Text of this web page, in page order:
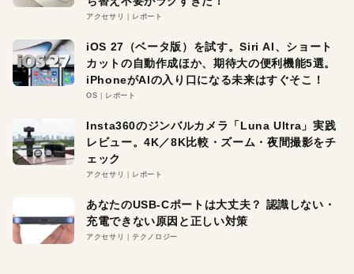
アクセサリ レポート
iOS 27（ベータ版）を試す。Siri AI、ショート
カットの自動作成ほか、期待大の便利機能5選。
iPhoneがAIの入り口になる未来はすぐそこ！
OS レポート
Insta360のジンバルカメラ「Luna Ultra」実践
レビュー。4K／8K比較・ズーム・夜間撮影をチ
ェック
アクセサリ レポート
あなたのUSB-Cポートは大丈夫？ 認識しない・
充電できない原因と正しい対策
アクセサリ テクノロジー